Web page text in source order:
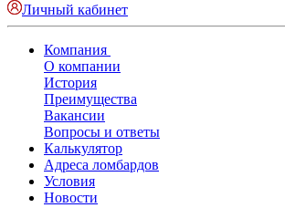
Личный кабинет
Компания
О компании
История
Преимущества
Вакансии
Вопросы и ответы
Калькулятор
Адреса ломбардов
Условия
Новости